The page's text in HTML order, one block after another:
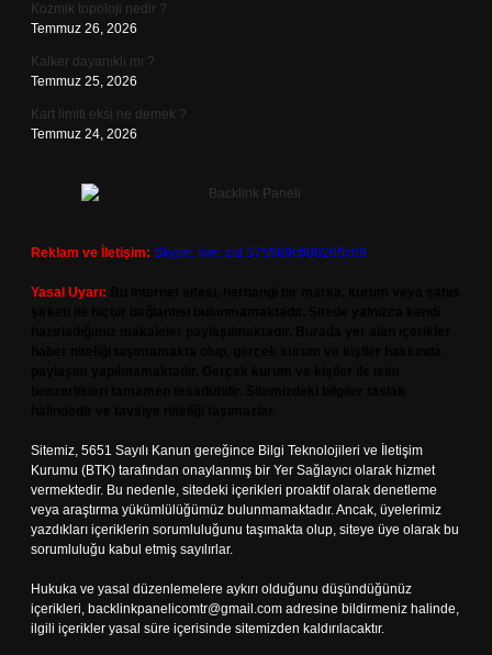
Kozmik topoloji nedir ?
Temmuz 26, 2026
Kalker dayanıklı mı ?
Temmuz 25, 2026
Kart limiti eksi ne demek ?
Temmuz 24, 2026
Reklam ve İletişim: Skype: live:.cid.575569c608265c69
Yasal Uyarı:
Sitemiz, 5651 Sayılı Kanun gereğince Bilgi Teknolojileri ve İletişim
Kurumu (BTK) tarafından onaylanmış bir Yer Sağlayıcı olarak hizmet
vermektedir. Bu nedenle, sitedeki içerikleri proaktif olarak denetleme
veya araştırma yükümlülüğümüz bulunmamaktadır. Ancak, üyelerimiz
yazdıkları içeriklerin sorumluluğunu taşımakta olup, siteye üye olarak bu
sorumluluğu kabul etmiş sayılırlar.
Hukuka ve yasal düzenlemelere aykırı olduğunu düşündüğünüz
içerikleri, backlinkpanelicomtr@gmail.com adresine bildirmeniz halinde,
ilgili içerikler yasal süre içerisinde sitemizden kaldırılacaktır.